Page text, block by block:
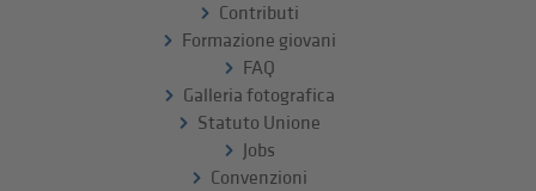
Contributi
Formazione giovani
FAQ
Galleria fotografica
Statuto Unione
Jobs
Convenzioni